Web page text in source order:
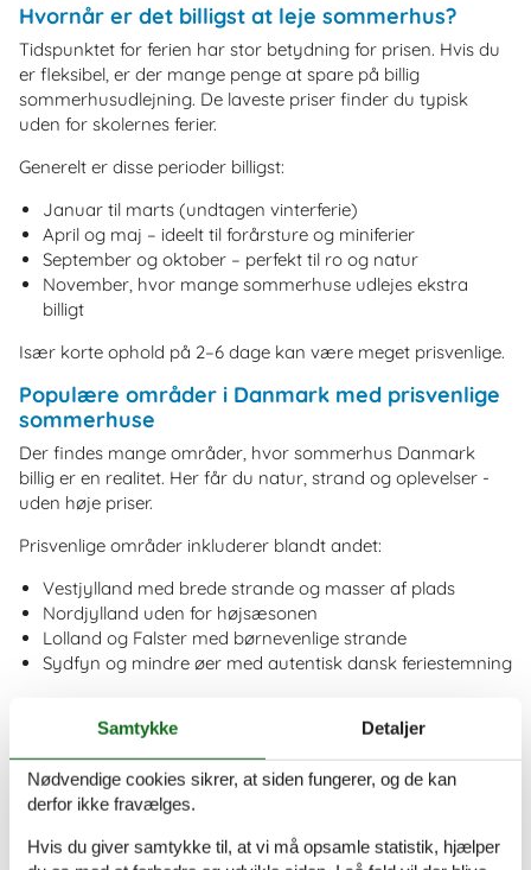
Hvornår er det billigst at leje sommerhus?
Tidspunktet for ferien har stor betydning for prisen. Hvis du
er fleksibel, er der mange penge at spare på billig
sommerhusudlejning. De laveste priser finder du typisk
uden for skolernes ferier.
Generelt er disse perioder billigst:
Januar til marts (undtagen vinterferie)
April og maj – ideelt til forårsture og miniferier
September og oktober – perfekt til ro og natur
November, hvor mange sommerhuse udlejes ekstra
billigt
Især korte ophold på 2–6 dage kan være meget prisvenlige.
Populære områder i Danmark med prisvenlige
sommerhuse
Der findes mange områder, hvor sommerhus Danmark
billig er en realitet. Her får du natur, strand og oplevelser -
uden høje priser.
Prisvenlige områder inkluderer blandt andet:
Vestjylland med brede strande og masser af plads
Nordjylland uden for højsæsonen
Lolland og Falster med børnevenlige strande
Sydfyn og mindre øer med autentisk dansk feriestemning
personer samt større grupper, der ønsker at dele udgifterne
og holde ferie sammen.
Sådan sparer du penge på sommerhusferien
En billig sommerhusferie handler ikke kun om lejeprisen.
Med de rette valg kan du gøre ferien endnu mere
Samtykke Detaljer
Nødvendige cookies sikrer, at siden fungerer, og de kan
derfor ikke fravælges.
Hvis du giver samtykke til, at vi må opsamle statistik, hjælper